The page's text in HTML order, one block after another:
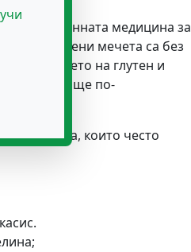
традиционната медицина за
че гумени мечета са без
Отсъствието на глутен и
продукт още по-
за деца, които често